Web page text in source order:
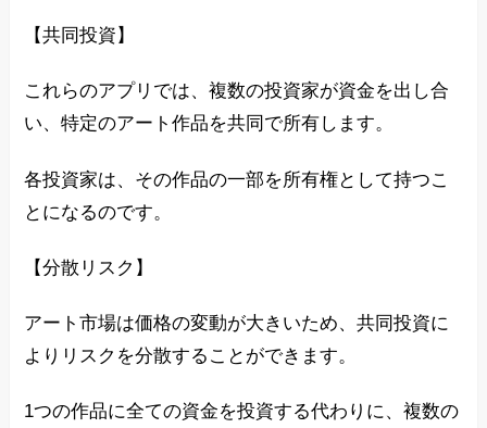
【共同投資】
これらのアプリでは、複数の投資家が資金を出し合
い、特定のアート作品を共同で所有します。
各投資家は、その作品の一部を所有権として持つこ
とになるのです。
【分散リスク】
アート市場は価格の変動が大きいため、共同投資に
よりリスクを分散することができます。
1つの作品に全ての資金を投資する代わりに、複数の